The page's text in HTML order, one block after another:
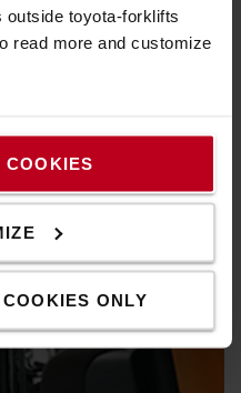
toyota-forklifts
read more and customize
ONLY